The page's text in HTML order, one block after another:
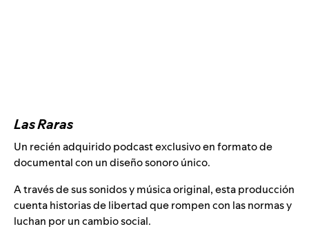
Las Raras
Un recién adquirido podcast exclusivo en formato de
documental con un diseño sonoro único.
A través de sus sonidos y música original, esta producción
cuenta historias de libertad que rompen con las normas y
luchan por un cambio social.